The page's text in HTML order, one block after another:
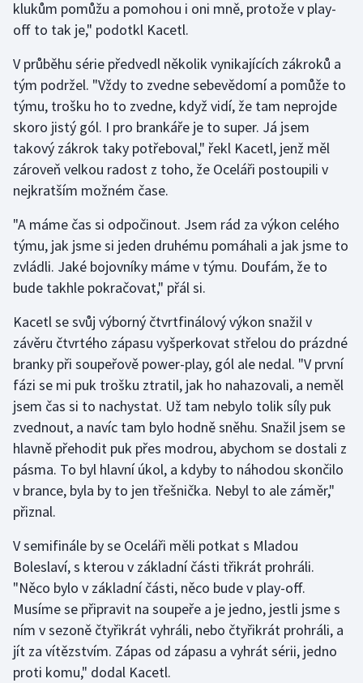
Stolní tenis
Veslování
Vodní slalom
Volejbal
klukům pomůžu a pomohou i oni mně, protože v play-
off to tak je," podotkl Kacetl.
V průběhu série předvedl několik vynikajících zákroků a
tým podržel. "Vždy to zvedne sebevědomí a pomůže to
týmu, trošku ho to zvedne, když vidí, že tam neprojde
skoro jistý gól. I pro brankáře je to super. Já jsem
takový zákrok taky potřeboval," řekl Kacetl, jenž měl
zároveň velkou radost z toho, že Oceláři postoupili v
nejkratším možném čase.
"A máme čas si odpočinout. Jsem rád za výkon celého
týmu, jak jsme si jeden druhému pomáhali a jak jsme to
zvládli. Jaké bojovníky máme v týmu. Doufám, že to
bude takhle pokračovat," přál si.
Kacetl se svůj výborný čtvrtfinálový výkon snažil v
závěru čtvrtého zápasu vyšperkovat střelou do prázdné
branky při soupeřově power-play, gól ale nedal. "V první
fázi se mi puk trošku ztratil, jak ho nahazovali, a neměl
jsem čas si to nachystat. Už tam nebylo tolik síly puk
zvednout, a navíc tam bylo hodně sněhu. Snažil jsem se
hlavně přehodit puk přes modrou, abychom se dostali z
pásma. To byl hlavní úkol, a kdyby to náhodou skončilo
v brance, byla by to jen třešnička. Nebyl to ale záměr,"
přiznal.
V semifinále by se Oceláři měli potkat s Mladou
Boleslaví, s kterou v základní části třikrát prohráli.
"Něco bylo v základní části, něco bude v play-off.
Musíme se připravit na soupeře a je jedno, jestli jsme s
ním v sezoně čtyřikrát vyhráli, nebo čtyřikrát prohráli, a
jít za vítězstvím. Zápas od zápasu a vyhrát sérii, jedno
proti komu," dodal Kacetl.